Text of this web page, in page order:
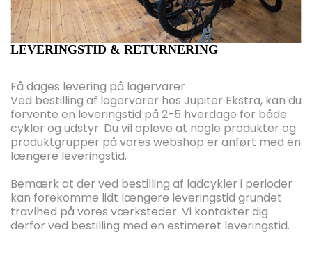
LEVERINGSTID & RETURNERING
Få dages levering på lagervarer
Ved bestilling af lagervarer hos Jupiter Ekstra, kan du
forvente en leveringstid på 2-5 hverdage for både
cykler og udstyr. Du vil opleve at nogle produkter og
produktgrupper på vores webshop er anført med en
længere leveringstid.
Bemærk at der ved bestilling af ladcykler i perioder
kan forekomme lidt længere leveringstid grundet
travlhed på vores værksteder. Vi kontakter dig
derfor ved bestilling med en estimeret leveringstid.